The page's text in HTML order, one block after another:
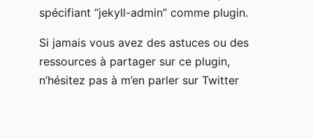
spécifiant “jekyll-admin” comme plugin.
Si jamais vous avez des astuces ou des
ressources à partager sur ce plugin,
n’hésitez pas à m’en parler sur Twitter